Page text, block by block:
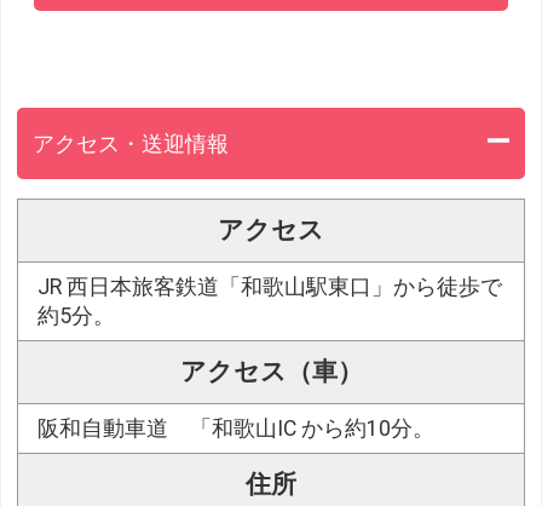
アクセス・送迎情報
アクセス
JR 西日本旅客鉄道「和歌山駅東口」から徒歩で
約5分。
アクセス（車）
阪和自動車道 「和歌山IC から約10分。
住所